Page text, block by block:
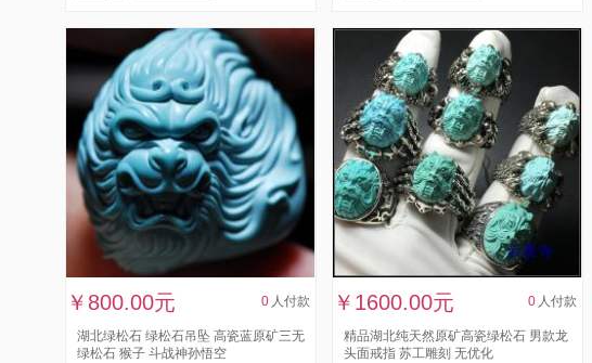
￥800.00元 0 人付款
湖北绿松石 绿松石吊坠 高瓷蓝原矿三无
绿松石 猴子 斗战神孙悟空
￥1600.00元 0 人付款
精品湖北纯天然原矿高瓷绿松石 男款龙
头面戒指 苏工雕刻 无优化